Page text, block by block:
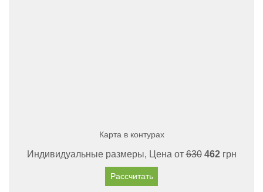
Карта в контурах
Индивидуальные размеры, Цена от630 462грн
Рассчитать